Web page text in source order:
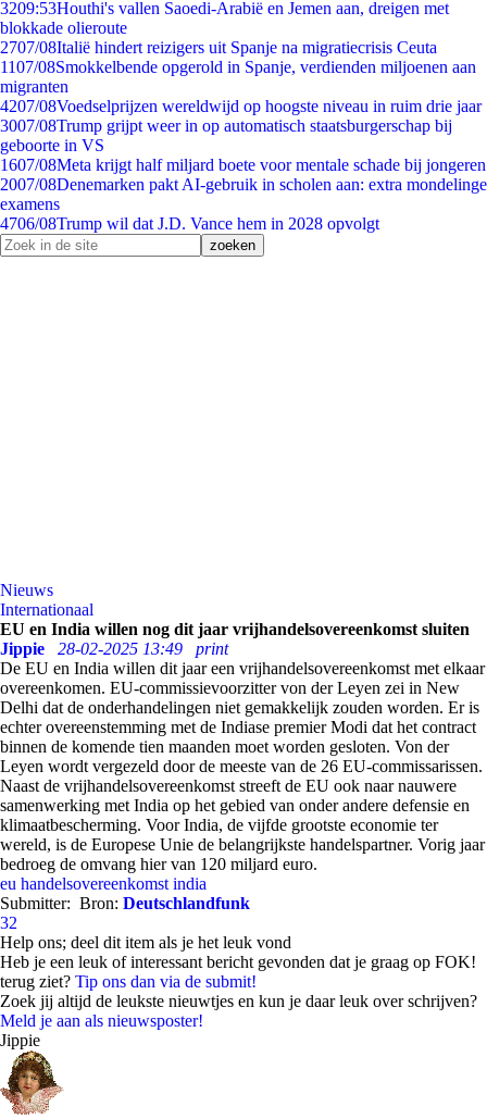
3209:53Houthi's vallen Saoedi-Arabië en Jemen aan, dreigen met
blokkade olieroute
2707/08Italië hindert reizigers uit Spanje na migratiecrisis Ceuta
1107/08Smokkelbende opgerold in Spanje, verdienden miljoenen aan
migranten
4207/08Voedselprijzen wereldwijd op hoogste niveau in ruim drie jaar
3007/08Trump grijpt weer in op automatisch staatsburgerschap bij
geboorte in VS
1607/08Meta krijgt half miljard boete voor mentale schade bij jongeren
2007/08Denemarken pakt AI-gebruik in scholen aan: extra mondelinge
examens
4706/08Trump wil dat J.D. Vance hem in 2028 opvolgt
Nieuws
Internationaal
EU en India willen nog dit jaar vrijhandelsovereenkomst sluiten
Jippie
28-02-2025 13:49
print
De EU en India willen dit jaar een vrijhandelsovereenkomst met elkaar
overeenkomen. EU-commissievoorzitter von der Leyen zei in New
Delhi dat de onderhandelingen niet gemakkelijk zouden worden. Er is
echter overeenstemming met de Indiase premier Modi dat het contract
binnen de komende tien maanden moet worden gesloten. Von der
Leyen wordt vergezeld door de meeste van de 26 EU-commissarissen.
Naast de vrijhandelsovereenkomst streeft de EU ook naar nauwere
samenwerking met India op het gebied van onder andere defensie en
klimaatbescherming. Voor India, de vijfde grootste economie ter
wereld, is de Europese Unie de belangrijkste handelspartner. Vorig jaar
bedroeg de omvang hier van 120 miljard euro.
eu handelsovereenkomst india
Submitter: Bron: Deutschlandfunk
32
Help ons; deel dit item als je het leuk vond
Heb je een leuk of interessant bericht gevonden dat je graag op FOK!
terug ziet? Tip ons dan via de submit!
Zoek jij altijd de leukste nieuwtjes en kun je daar leuk over schrijven?
Meld je aan als nieuwsposter!
Jippie